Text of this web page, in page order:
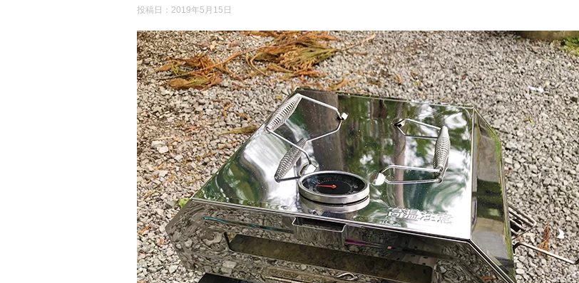
投稿日： 2019年5月15日